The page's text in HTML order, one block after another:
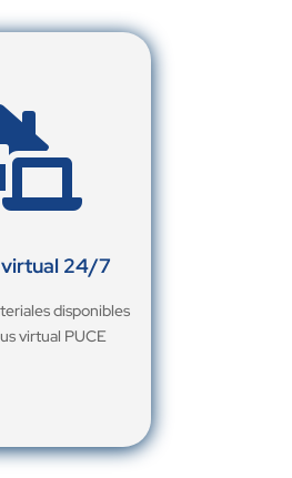
24/7
disponibles
virtual PUCE